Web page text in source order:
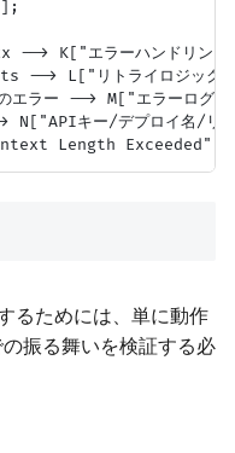
--> K["エラーハンドリング
> L["リトライロジック
ラー --> M["エラーログ記
キー/デプロイ名/リソ
るためには、単に動作
振る舞いを検証する必